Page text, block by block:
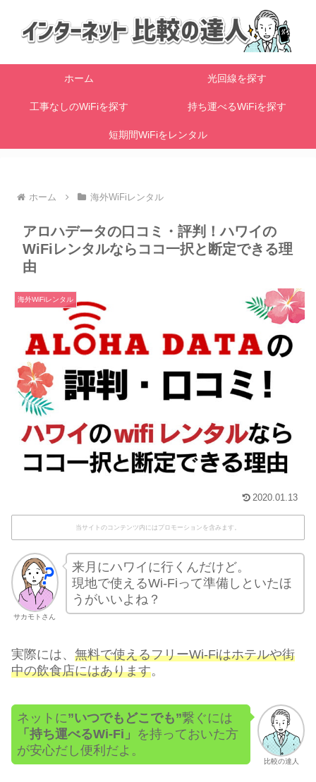
ホーム 光回線を探す
工事なしのWiFiを探す 持ち運べるWiFiを探す
短期間WiFiをレンタル
ホーム 海外WiFiレンタル
アロハデータの口コミ・評判！ハワイの
WiFiレンタルならココ一択と断定できる理
由
海外WiFiレンタル
2020.01.13
当サイトのコンテンツ内にはプロモーションを含みます。
サカモトさん
来月にハワイに行くんだけど。
現地で使えるWi-Fiって準備しといたほ
うがいいよね？
実際には、 無料で使えるフリーWi-Fiはホテルや街
中の飲食店にはあります。
比較の達人
ネットに”いつでもどこでも”繋ぐには
「持ち運べるWi-Fi」 を持っておいた方
が安心だし便利だよ。